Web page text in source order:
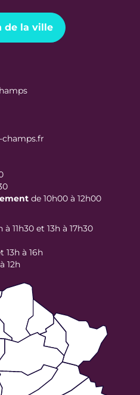
de la ville
de 10h00 à 12h00
11h30 et 13h à 17h30
13h à 16h
12h